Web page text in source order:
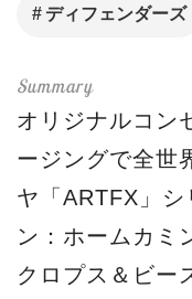
ディフェンダーズ
オリジナルコン
ージングで全世
ヤ「ARTFX」
ン：ホームカミ
クロプス＆ビー